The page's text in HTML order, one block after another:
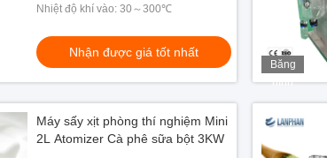
nghiệm 2l
Nhiệt độ khí vào: 30～300℃
Nhận được giá tốt nhất
Băng
hình
Máy sấy xịt phòng thí nghiệm Mini
2L Atomizer Cà phê sữa bột 3KW